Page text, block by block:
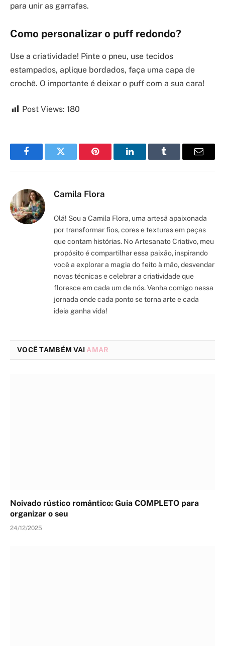
para unir as garrafas.
Como personalizar o puff redondo?
Use a criatividade! Pinte o pneu, use tecidos
estampados, aplique bordados, faça uma capa de
crochê. O importante é deixar o puff com a sua cara!
Post Views: 180
FacebookTwitter Pinterest LinkedInTumblr Email
Camila Flora
Olá! Sou a Camila Flora, uma artesã apaixonada
por transformar fios, cores e texturas em peças
que contam histórias. No Artesanato Criativo, meu
propósito é compartilhar essa paixão, inspirando
você a explorar a magia do feito à mão, desvendar
novas técnicas e celebrar a criatividade que
floresce em cada um de nós. Venha comigo nessa
jornada onde cada ponto se torna arte e cada
ideia ganha vida!
VOCÊ TAMBÉM VAI AMAR
Noivado rústico romântico: Guia COMPLETO para
organizar o seu
24/12/2025